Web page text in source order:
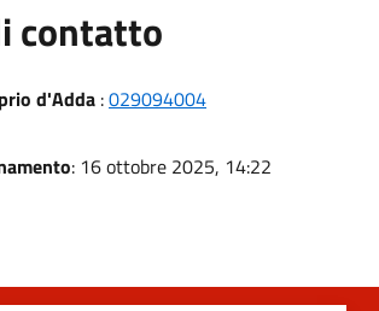
contatto
d'Adda :029094004
: 16 ottobre 2025, 14:22